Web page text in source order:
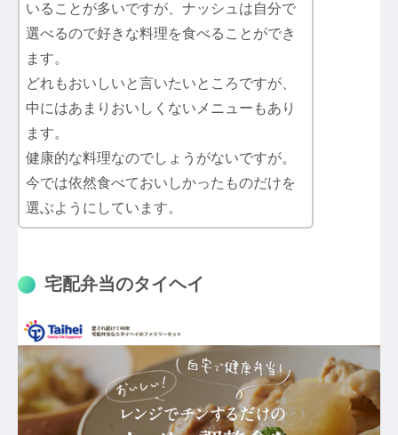
いることが多いですが、ナッシュは自分で
選べるので好きな料理を食べることができ
ます。
どれもおいしいと言いたいところですが、
中にはあまりおいしくないメニューもあり
ます。
健康的な料理なのでしょうがないですが。
今では依然食べておいしかったものだけを
選ぶようにしています。
宅配弁当のタイヘイ